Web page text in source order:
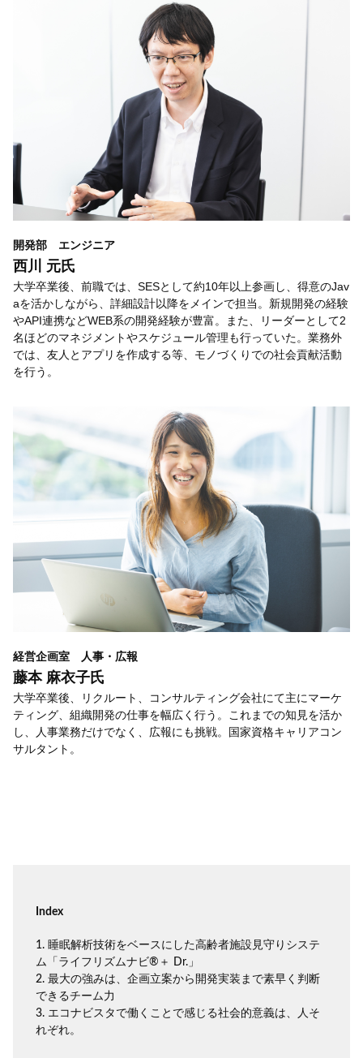
開発部 エンジニア
西川 元氏
大学卒業後、前職では、SESとして約10年以上参画し、得意のJav
aを活かしながら、詳細設計以降をメインで担当。新規開発の経験
やAPI連携などWEB系の開発経験が豊富。また、リーダーとして2
名ほどのマネジメントやスケジュール管理も行っていた。業務外
では、友人とアプリを作成する等、モノづくりでの社会貢献活動
を行う。
経営企画室 人事・広報
藤本 麻衣子氏
大学卒業後、リクルート、コンサルティング会社にて主にマーケ
ティング、組織開発の仕事を幅広く行う。これまでの知見を活か
し、人事業務だけでなく、広報にも挑戦。国家資格キャリアコン
サルタント。
Index
1. 睡眠解析技術をベースにした高齢者施設見守りシステ
ム「ライフリズムナビ®＋ Dr.」
2. 最大の強みは、企画立案から開発実装まで素早く判断
できるチーム力
3. エコナビスタで働くことで感じる社会的意義は、人そ
れぞれ。